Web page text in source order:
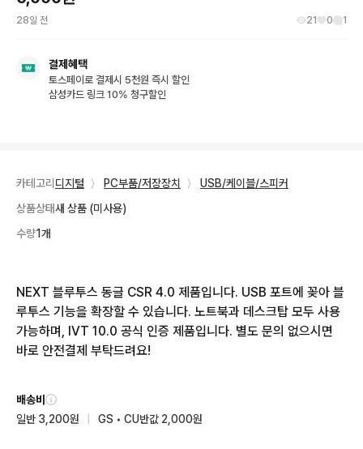
28일 전 21 0 1
결제혜택
토스페이로 결제시 5천원 즉시 할인
삼성카드 링크 10% 청구할인
카테고리 디지털 〉 PC부품/저장장치 〉
USB/케이블/스피커
상품상태새 상품 (미사용)
수량1개
NEXT 블루투스 동글 CSR 4.0 제품입니다. USB 포트에 꽂아 블
루투스 기능을 확장할 수 있습니다. 노트북과 데스크탑 모두 사용
가능하며, IVT 10.0 공식 인증 제품입니다. 별도 문의 없으시면
바로 안전결제 부탁드려요!
배송비
일반 3,200원
GS • CU반값 2,000원